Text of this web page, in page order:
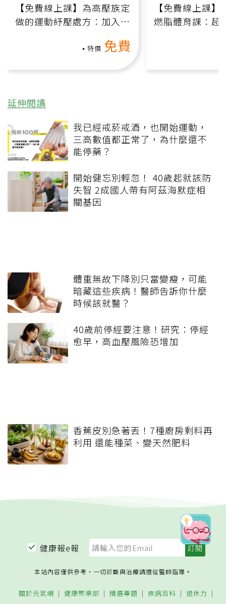
【免費線上課】為高壓族定
做的運動紓壓處方：加入行
特價 免費
【免費線上課
燃脂體育課：超
延伸閱讀
我已經戒菸戒酒，也開始運動，
三高數值都正常了，為什麼還不
能停藥？
開始健忘別輕忽！ 40歲起就該防
失智 2成國人帶有阿茲海默症相
關基因
體重無故下降別只當變瘦，可能
暗藏這些疾病！醫師告訴你什麼
時候該就醫？
40歲前停經要注意！研究：停經
愈早，高血壓風險恐增加
香蕉皮別急著丟！7種廚房剩料再
利用 還能種菜、變天然肥料
健康報e報
本站內容僅供參考，一切診斷與治療請遵從醫師指導。
關於元氣網 健康聚樂部 精選專題 疾病百科 退休力